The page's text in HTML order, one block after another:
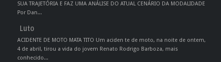
SUA TRAJETÓRIA E FAZ UMA ANÁLISE DO ATUAL CENÁRIO DA MODALIDADE
Por Dan...
Luto
ACIDENTE DE MOTO MATA TITO Um aciden te de moto, na noite de ontem,
4 de abril, tirou a vida do jovem Renato Rodrigo Barboza, mais
conhecido...